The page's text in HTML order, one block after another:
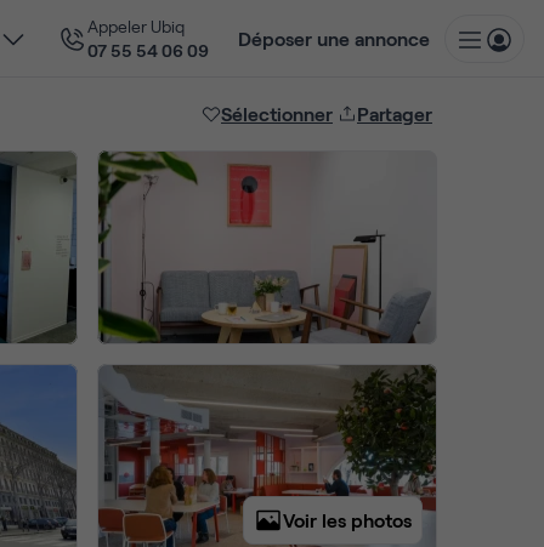
Appeler Ubiq
07 55 54 06 09
Déposer une annonce
Sélectionner Partager
Voir les photos